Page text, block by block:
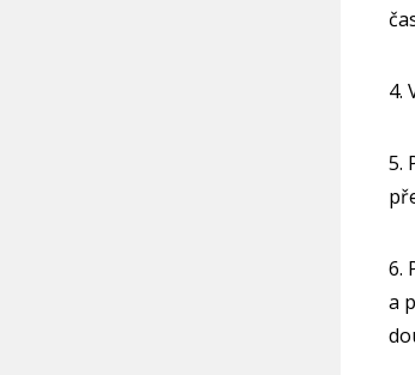
4.
5.
6.
a